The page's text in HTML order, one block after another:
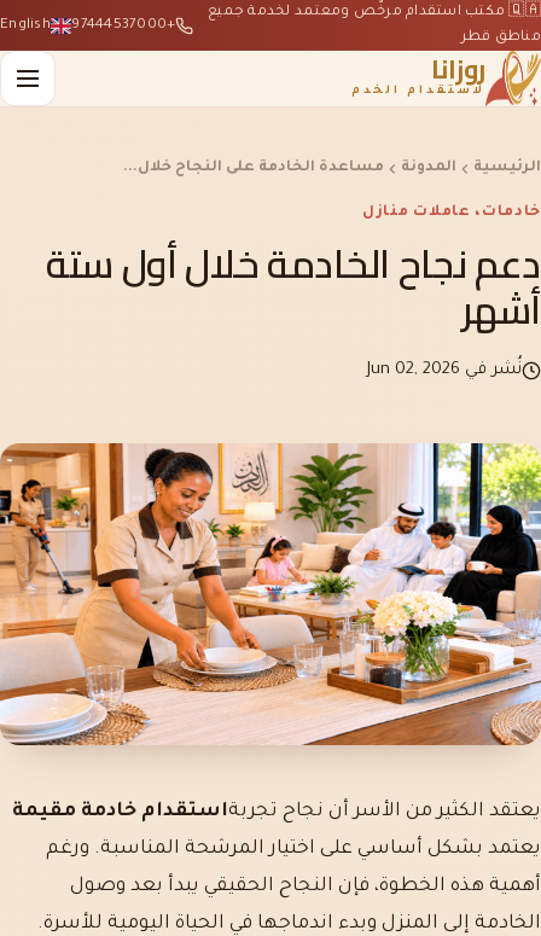
🇶🇦 مكتب استقدام مرخّص ومعتمد لخدمة جميع
مناطق قطر
+97444537000
English
روزانا
لاستقدام الخدم
الرئيسية المدونة مساعدة الخادمة على النجاح خلال...
خادمات، عاملات منازل
دعم نجاح الخادمة خلال أول ستة
أشهر
نُشر في Jun 02, 2026
يعتقد الكثير من الأسر أن نجاح تجربةاستقدام خادمة مقيمة
يعتمد بشكل أساسي على اختيار المرشحة المناسبة. ورغم
أهمية هذه الخطوة، فإن النجاح الحقيقي يبدأ بعد وصول
الخادمة إلى المنزل وبدء اندماجها في الحياة اليومية للأسرة.